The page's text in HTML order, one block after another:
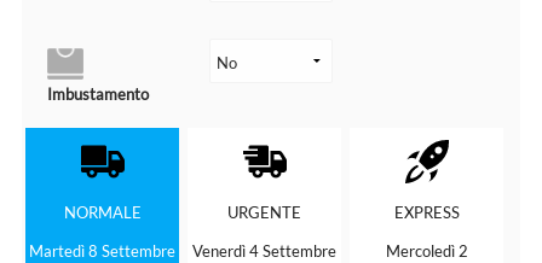
Imbustamento
NORMALE
Martedì 8 Settembre
URGENTE
Venerdì 4 Settembre
EXPRESS
Mercoledì 2